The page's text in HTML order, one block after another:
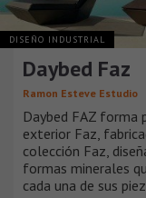
DISEÑO INDUSTRIAL
Daybed Faz
Ramon Esteve Estudio
Daybed FAZ forma
exterior Faz,
colección Faz,
formas minerales
cada una de sus